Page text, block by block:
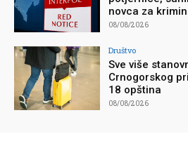
novca za
08/08/2026
Društvo
Sve više
Crnogorskog
18 opština
08/08/2026